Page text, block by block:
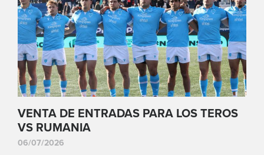
VENTA DE ENTRADAS PARA LOS TEROS
VS RUMANIA
06/07/2026